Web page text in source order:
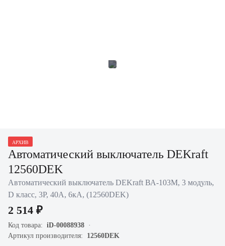
АРХИВ
Автоматический выключатель DEKraft
12560DEK
Автоматический выключатель DEKraft ВА-103M, 3 модуль,
D класс, 3P, 40А, 6кА, (12560DEK)
2 514 ₽
Код товара: iD-00088938
Артикул производителя: 12560DEK